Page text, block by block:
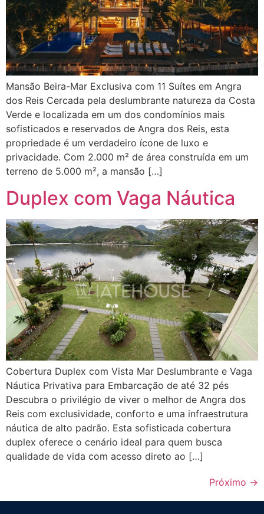
Mansão Beira-Mar Exclusiva com 11 Suítes em Angra
dos Reis Cercada pela deslumbrante natureza da Costa
Verde e localizada em um dos condomínios mais
sofisticados e reservados de Angra dos Reis, esta
propriedade é um verdadeiro ícone de luxo e
privacidade. Com 2.000 m² de área construída em um
terreno de 5.000 m², a mansão […]
Duplex com Vaga Náutica
Cobertura Duplex com Vista Mar Deslumbrante e Vaga
Náutica Privativa para Embarcação de até 32 pés
Descubra o privilégio de viver o melhor de Angra dos
Reis com exclusividade, conforto e uma infraestrutura
náutica de alto padrão. Esta sofisticada cobertura
duplex oferece o cenário ideal para quem busca
qualidade de vida com acesso direto ao […]
Próximo →